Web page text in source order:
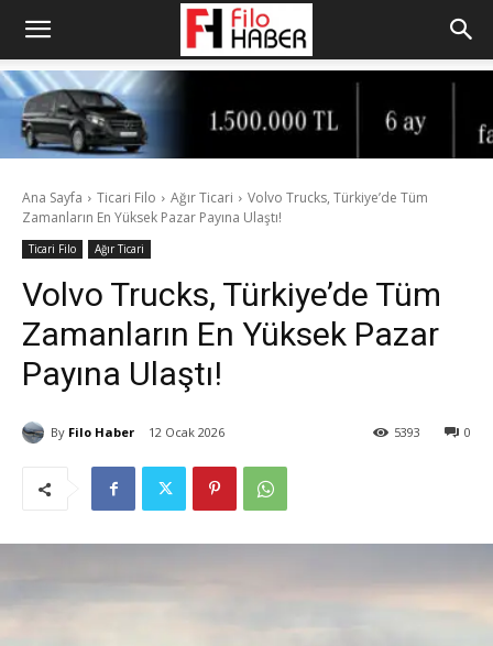
Ana Sayfa Ticari Filo Ağır Ticari
Volvo Trucks, Türkiye’de Tüm
Zamanların En Yüksek Pazar Payına Ulaştı!
Ticari Filo Ağır Ticari
Volvo Trucks, Türkiye’de Tüm
Zamanların En Yüksek Pazar
Payına Ulaştı!
By Filo Haber 12 Ocak 2026 0
5393